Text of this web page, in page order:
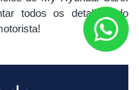
todos os detalhes do